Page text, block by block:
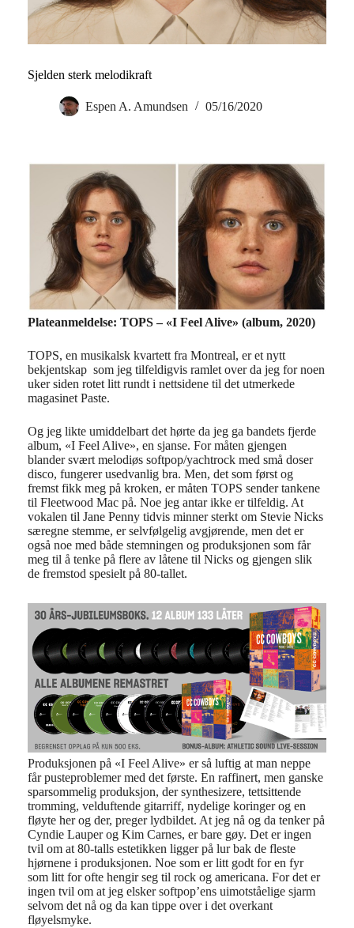
Sjelden sterk melodikraft
Espen A. Amundsen 05/16/2020
Plateanmeldelse: TOPS – «I Feel Alive» (album, 2020)
TOPS, en musikalsk kvartett fra Montreal, er et nytt
bekjentskap som jeg tilfeldigvis ramlet over da jeg for noen
uker siden rotet litt rundt i nettsidene til det utmerkede
magasinet Paste.
Og jeg likte umiddelbart det hørte da jeg ga bandets fjerde
album, «I Feel Alive», en sjanse. For måten gjengen
blander svært melodiøs softpop/yachtrock med små doser
disco, fungerer usedvanlig bra. Men, det som først og
fremst fikk meg på kroken, er måten TOPS sender tankene
til Fleetwood Mac på. Noe jeg antar ikke er tilfeldig. At
vokalen til Jane Penny tidvis minner sterkt om Stevie Nicks
særegne stemme, er selvfølgelig avgjørende, men det er
også noe med både stemningen og produksjonen som får
meg til å tenke på flere av låtene til Nicks og gjengen slik
de fremstod spesielt på 80-tallet.
Produksjonen på «I Feel Alive» er så luftig at man neppe
får pusteproblemer med det første. En raffinert, men ganske
sparsommelig produksjon, der synthesizere, tettsittende
tromming, velduftende gitarriff, nydelige koringer og en
fløyte her og der, preger lydbildet. At jeg nå og da tenker på
Cyndie Lauper og Kim Carnes, er bare gøy. Det er ingen
tvil om at 80-talls estetikken ligger på lur bak de fleste
hjørnene i produksjonen. Noe som er litt godt for en fyr
som litt for ofte hengir seg til rock og americana. For det er
ingen tvil om at jeg elsker softpop’ens uimotståelige sjarm
selvom det nå og da kan tippe over i det overkant
fløyelsmyke.